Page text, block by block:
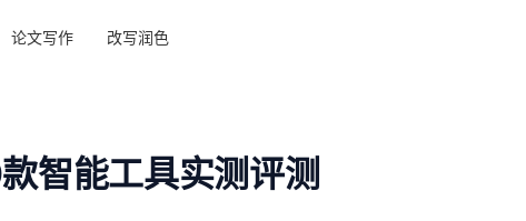
论文写作 改写润色
智能工具实测评测